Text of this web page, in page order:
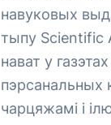
навуковых
тыпу Scientific
нават у
пэрсанальных
чарцяжамі і